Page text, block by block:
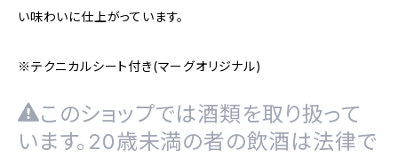
い味わいに仕上がっています。
※テクニカルシート付き(マーグオリジナル)
このショップでは酒類を取り扱って
います。20歳未満の者の飲酒は法律で